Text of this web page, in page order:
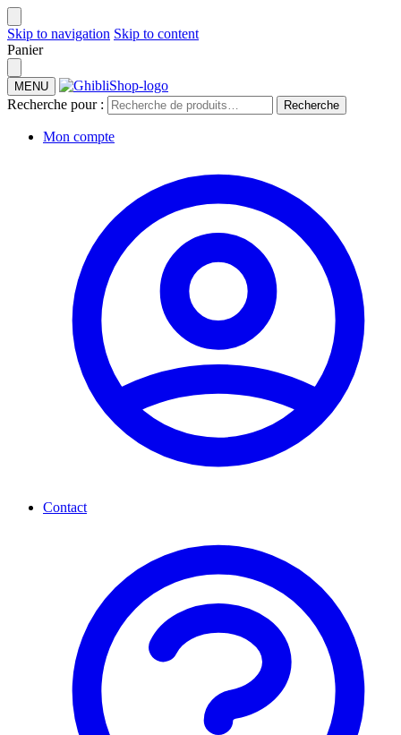
Skip to navigation Skip to content
Panier
MENU
Recherche pour : Recherche
Mon compte
Contact